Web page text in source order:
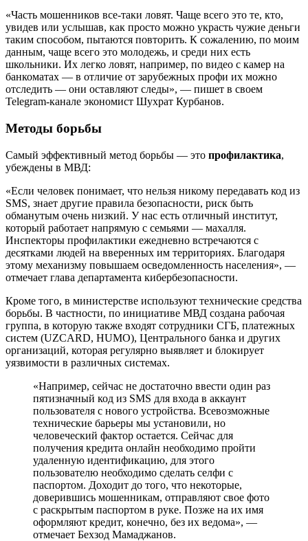
«Часть мошенников все-таки ловят. Чаще всего это те, кто,
увидев или услышав, как просто можно украсть чужие деньги
таким способом, пытаются повторить. К сожалению, по моим
данным, чаще всего это молодежь, и среди них есть
школьники. Их легко ловят, например, по видео с камер на
банкоматах — в отличие от зарубежных профи их можно
отследить — они оставляют следы», — пишет в своем
Telegram-канале экономист Шухрат Курбанов.
Методы борьбы
Самый эффективный метод борьбы — это профилактика,
убеждены в МВД:
«Если человек понимает, что нельзя никому передавать код из
SMS, знает другие правила безопасности, риск быть
обманутым очень низкий. У нас есть отличный институт,
который работает напрямую с семьями — махалля.
Инспекторы профилактики ежедневно встречаются с
десятками людей на вверенных им территориях. Благодаря
этому механизму повышаем осведомленность населения», —
отмечает глава департамента кибербезопасности.
Кроме того, в министерстве используют технические средства
борьбы. В частности, по инициативе МВД создана рабочая
группа, в которую также входят сотрудники СГБ, платежных
систем (UZCARD, HUMO), Центрального банка и других
организаций, которая регулярно выявляет и блокирует
уязвимости в различных системах.
«Например, сейчас не достаточно ввести один раз
пятизначный код из SMS для входа в аккаунт
пользователя с нового устройства. Всевозможные
технические барьеры мы установили, но
человеческий фактор остается. Сейчас для
получения кредита онлайн необходимо пройти
удаленную идентификацию, для этого
пользователю необходимо сделать селфи с
паспортом. Доходит до того, что некоторые,
доверившись мошенникам, отправляют свое фото
с раскрытым паспортом в руке. Позже на их имя
оформляют кредит, конечно, без их ведома», —
отмечает Бехзод Мамаджанов.